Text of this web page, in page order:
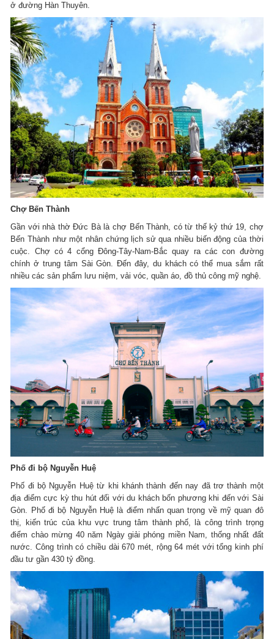
ở đường Hàn Thuyên.
Chợ Bến Thành
Gần với nhà thờ Đức Bà là chợ Bến Thành, có từ thế kỷ thứ 19, chợ
Bến Thành như một nhân chứng lịch sử qua nhiều biến động của thời
cuộc. Chợ có 4 cổng Đông-Tây-Nam-Bắc quay ra các con đường
chính ở trung tâm Sài Gòn. Đến đây, du khách có thể mua sắm rất
nhiều các sản phẩm lưu niệm, vải vóc, quần áo, đồ thủ công mỹ nghệ.
Phố đi bộ Nguyễn Huệ
Phố đi bộ Nguyễn Huệ từ khi khánh thành đến nay đã trơ thành một
địa điểm cực kỳ thu hút đối với du khách bốn phương khi đến với Sài
Gòn. Phố đi bộ Nguyễn Huệ là điểm nhấn quan trọng về mỹ quan đô
thị, kiến trúc của khu vực trung tâm thành phố, là công trình trọng
điểm chào mừng 40 năm Ngày giải phóng miền Nam, thống nhất đất
nước. Công trình có chiều dài 670 mét, rộng 64 mét với tổng kinh phí
đầu tư gần 430 tỷ đồng.